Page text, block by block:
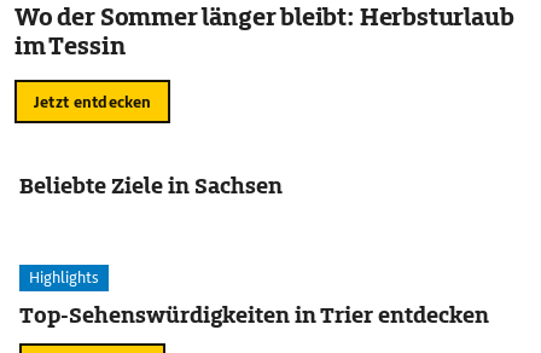
Wo der Sommer länger bleibt: Herbsturlaub
im Tessin
Jetzt entdecken
Beliebte Ziele in Sachsen
Highlights
Top-Sehenswürdigkeiten in Trier entdecken